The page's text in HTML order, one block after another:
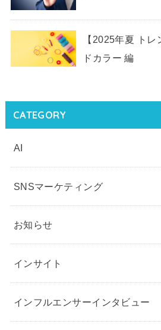
【2025年夏 ト
ドカラー 編
CATEGORY
AI
SNSマーケティング
お知らせ
インサイト
インフルエンサーインタビュー